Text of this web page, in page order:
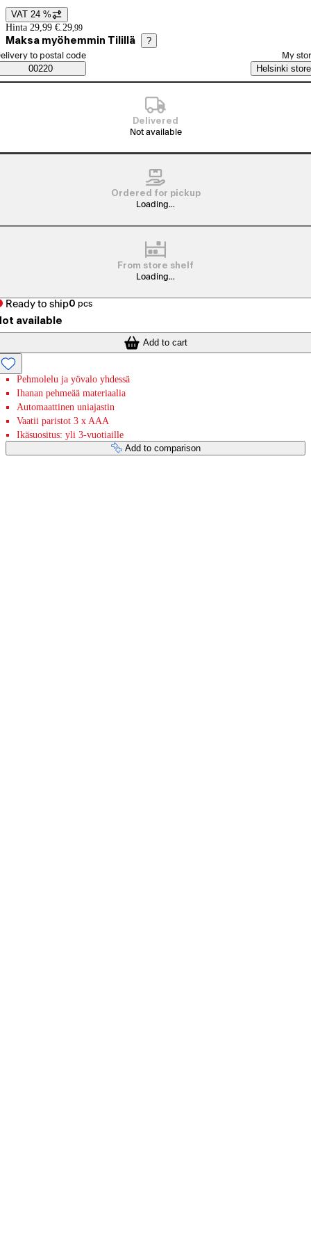
Price details
VAT 24 %
Hinta 29,99 €. 29,99
Maksa myöhemmin Tilillä ?
Saatavuustiedot
order method
to postal code
00220
My
Helsinki store
Delivered
Not available
Ordered for pickup
Loading...
From store shelf
Loading...
Ready to ship0 pcs
available
Add to cart
Pehmolelu ja yövalo yhdessä
Ihanan pehmeää materiaalia
Automaattinen uniajastin
Vaatii paristot 3 x AAA
Ikäsuositus: yli 3-vuotiaille
Add to comparison